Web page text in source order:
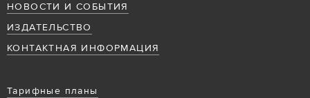
НОВОСТИ И СОБЫТИЯ
ИЗДАТЕЛЬСТВО
КОНТАКТНАЯ ИНФОРМАЦИЯ
Тарифные планы